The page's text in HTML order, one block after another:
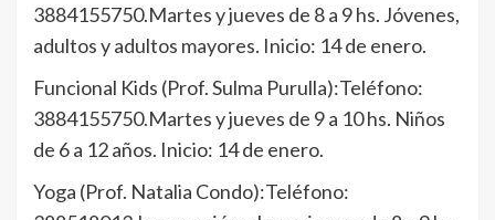
3884155750.Martes y jueves de 8 a 9 hs. Jóvenes,
adultos y adultos mayores. Inicio: 14 de enero.
Funcional Kids (Prof. Sulma Purulla):Teléfono:
3884155750.Martes y jueves de 9 a 10 hs. Niños
de 6 a 12 años. Inicio: 14 de enero.
Yoga (Prof. Natalia Condo):Teléfono: